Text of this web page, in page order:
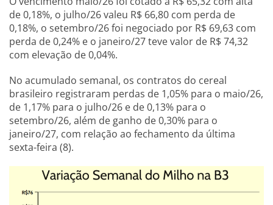
de 0,18%, o julho/26 valeu R$ 66,80 com perda de
0,18%, o setembro/26 foi negociado por R$ 69,63 com
perda de 0,24% e o janeiro/27 teve valor de R$ 74,32
com elevação de 0,04%.
No acumulado semanal, os contratos do cereal
brasileiro registraram perdas de 1,05% para o maio/26,
de 1,17% para o julho/26 e de 0,13% para o
setembro/26, além de ganho de 0,30% para o
janeiro/27, com relação ao fechamento da última
sexta-feira (8).